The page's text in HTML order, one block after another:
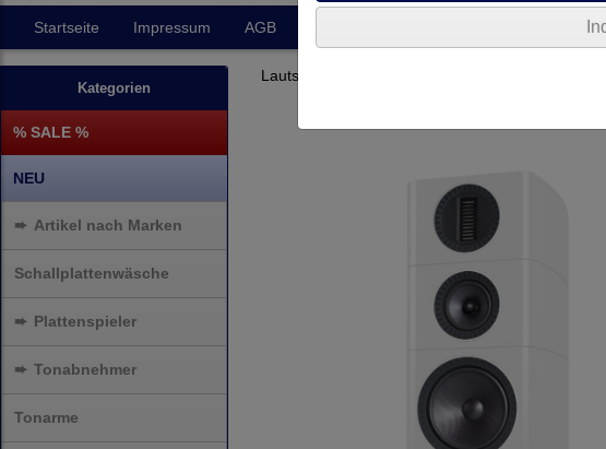
Startseite Impressum AGB
Kategorien
% SALE %
NEU
➨ Artikel nach Marken
Schallplattenwäsche
➨ Plattenspieler
➨ Tonabnehmer
Tonarme
Lautsprecher